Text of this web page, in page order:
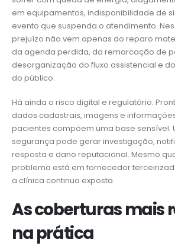
em equipamentos, indisponibilidade de
evento que suspenda o atendimento.
prejuízo não vem apenas do reparo
da agenda perdida, da remarcação de
desorganização do fluxo assistencial e
do público.
Há ainda o risco digital e regulatório.
dados cadastrais, imagens e
pacientes compõem uma base sensível.
segurança pode gerar investigação,
resposta e dano reputacional. Mesmo
problema está em fornecedor
a clínica continua exposta.
As coberturas mais
na prática